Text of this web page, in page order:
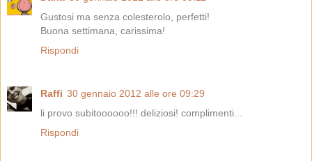
Gustosi ma senza colesterolo, perfetti!
Buona settimana, carissima!
Rispondi
Raffi 30 gennaio 2012 alle ore 09:29
li provo subitoooooo!!! deliziosi! complimenti...
Rispondi